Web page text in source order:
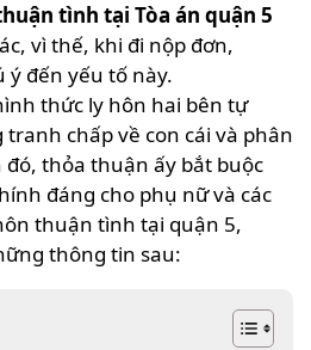
tình tại Tòa án quận 5
vì thế, khi đi nộp đơn,
ý đến yếu tố này.
thức ly hôn hai bên tự
chấp về con cái và phân
đó, thỏa thuận ấy bắt buộc
đáng cho phụ nữ và các
thuận tình tại quận 5,
thông tin sau: